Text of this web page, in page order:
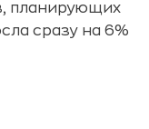
планирующих
сразу на 6%